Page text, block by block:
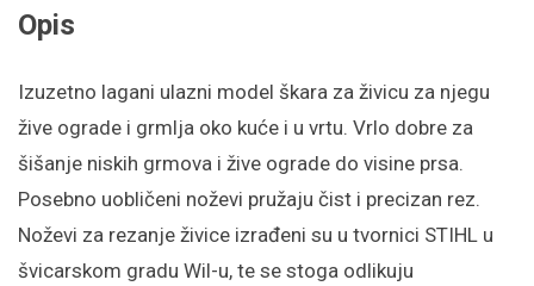
Opis
Izuzetno lagani ulazni model škara za živicu za njegu
žive ograde i grmlja oko kuće i u vrtu. Vrlo dobre za
šišanje niskih grmova i žive ograde do visine prsa.
Posebno uobličeni noževi pružaju čist i precizan rez.
Noževi za rezanje živice izrađeni su u tvornici STIHL u
švicarskom gradu Wil-u, te se stoga odlikuju